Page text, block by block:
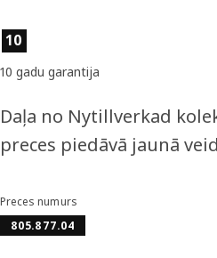
Preces īpašības
10
10 gadu garantija
Daļa no Nytillverkad
preces piedāvā jaunā
Preces numurs
805.877.04